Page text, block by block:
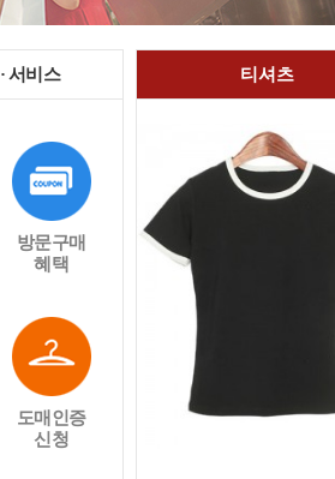
서비스
방문구매
혜택
도매인증
신청
티셔츠